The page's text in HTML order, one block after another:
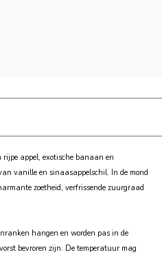
appel, exotische banaan en
vanille en sinaasappelschil. In de mond
zoetheid, verfrissende zuurgraad
hangen en worden pas in de
bevroren zijn. De temperatuur mag